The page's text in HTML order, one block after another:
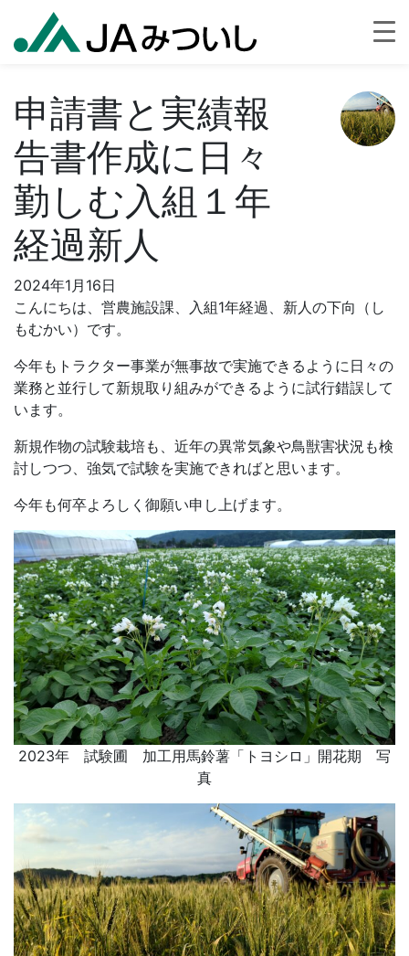
申請書と実績報
告書作成に日々
勤しむ入組１年
経過新人
2024年1月16日
こんにちは、営農施設課、入組1年経過、新人の下向（し
もむかい）です。
今年もトラクター事業が無事故で実施できるように日々の
業務と並行して新規取り組みができるように試行錯誤して
います。
新規作物の試験栽培も、近年の異常気象や鳥獣害状況も検
討しつつ、強気で試験を実施できればと思います。
今年も何卒よろしく御願い申し上げます。
2023年 試験圃 加工用馬鈴薯「トヨシロ」開花期 写
真